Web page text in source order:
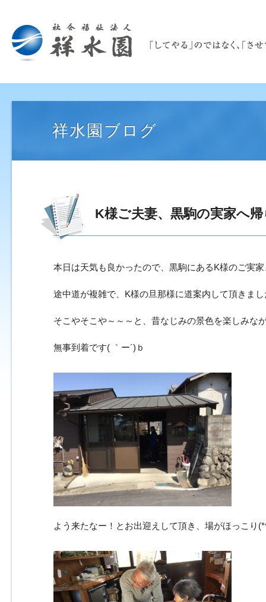
祥水園ブログ
K様ご夫妻、黒駒の実家へ
本日は天気も良かったので、黒駒にあるK様のご実
途中道が複雑で、K様の旦那様に道案内して頂きま
そこやそこや～～～と、昔なじみの景色を楽しみな
無事到着です( ｀ー´)ｂ
よう来たなー！とお出迎えして頂き、場がほっこり